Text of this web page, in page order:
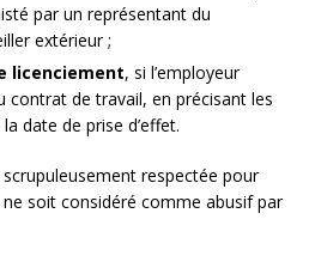
par un représentant du
extérieur ;
licenciement, si l’employeur
contrat de travail, en précisant les
date de prise d’effet.
respectée pour
soit considéré comme abusif par